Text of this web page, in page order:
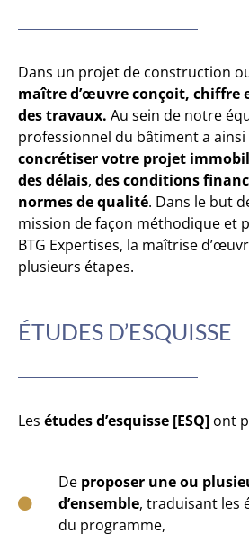
Dans un projet de construction
maître d’œuvre conçoit, chiffre
des travaux. Au sein de notre
professionnel du bâtiment a
concrétiser votre projet
des délais, des conditions
normes de qualité. Dans le but
mission de façon méthodique et
BTG Expertises, la maîtrise
plusieurs étapes.
ÉTUDES D’ESQUISSE
Les études d’esquisse [ESQ] ont
De proposer une ou
d’ensemble, traduisant les
du programme,